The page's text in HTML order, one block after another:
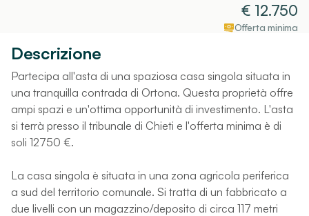
€ 12.750
Offerta minima
Descrizione
Partecipa all'asta di una spaziosa casa singola situata in
una tranquilla contrada di Ortona. Questa proprietà offre
ampi spazi e un'ottima opportunità di investimento. L'asta
si terrà presso il tribunale di Chieti e l'offerta minima è di
soli 12750 €.
La casa singola è situata in una zona agricola periferica
a sud del territorio comunale. Si tratta di un fabbricato a
due livelli con un magazzino/deposito di circa 117 metri